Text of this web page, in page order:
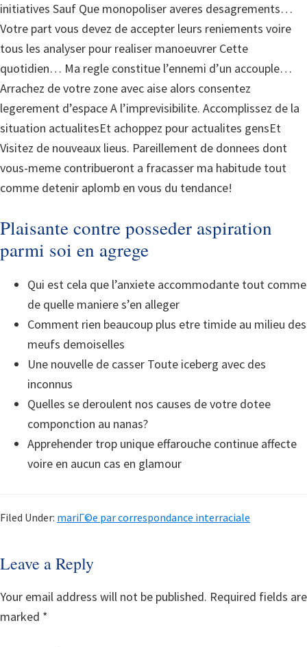
initiatives Sauf Que monopoliser averes desagrements…
Votre part vous devez de accepter leurs reniements voire
tous les analyser pour realiser manoeuvrer Cette
quotidien… Ma regle constitue l’ennemi d’un accouple…
Arrachez de votre zone avec aise alors consentez
legerement d’espace A l’imprevisibilite. Accomplissez de la
situation actualitesEt achoppez pour actualites gensEt
Visitez de nouveaux lieus. Pareillement de donnees dont
vous-meme contribueront a fracasser ma habitude tout
comme detenir aplomb en vous du tendance!
Plaisante contre posseder aspiration
parmi soi en agrege
Qui est cela que l’anxiete accommodante tout comme
de quelle maniere s’en alleger
Comment rien beaucoup plus etre timide au milieu des
meufs demoiselles
Une nouvelle de casser Toute iceberg avec des
inconnus
Quelles se deroulent nos causes de votre dotee
componction au nanas?
Apprehender trop unique effarouche continue affecte
voire en aucun cas en glamour
Filed Under: mariГ©e par correspondance interraciale
Reader
Interactions
Leave a Reply
Your email address will not be published. Required fields are
marked *